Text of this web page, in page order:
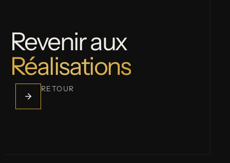
Revenir aux
Réalisations
RETOUR